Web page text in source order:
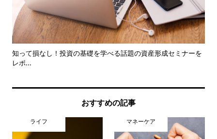
知って損なし！投資の基礎を学べる話題の資産形成セミナーを
レポ...
おすすめの記事
ライフ マネーケア